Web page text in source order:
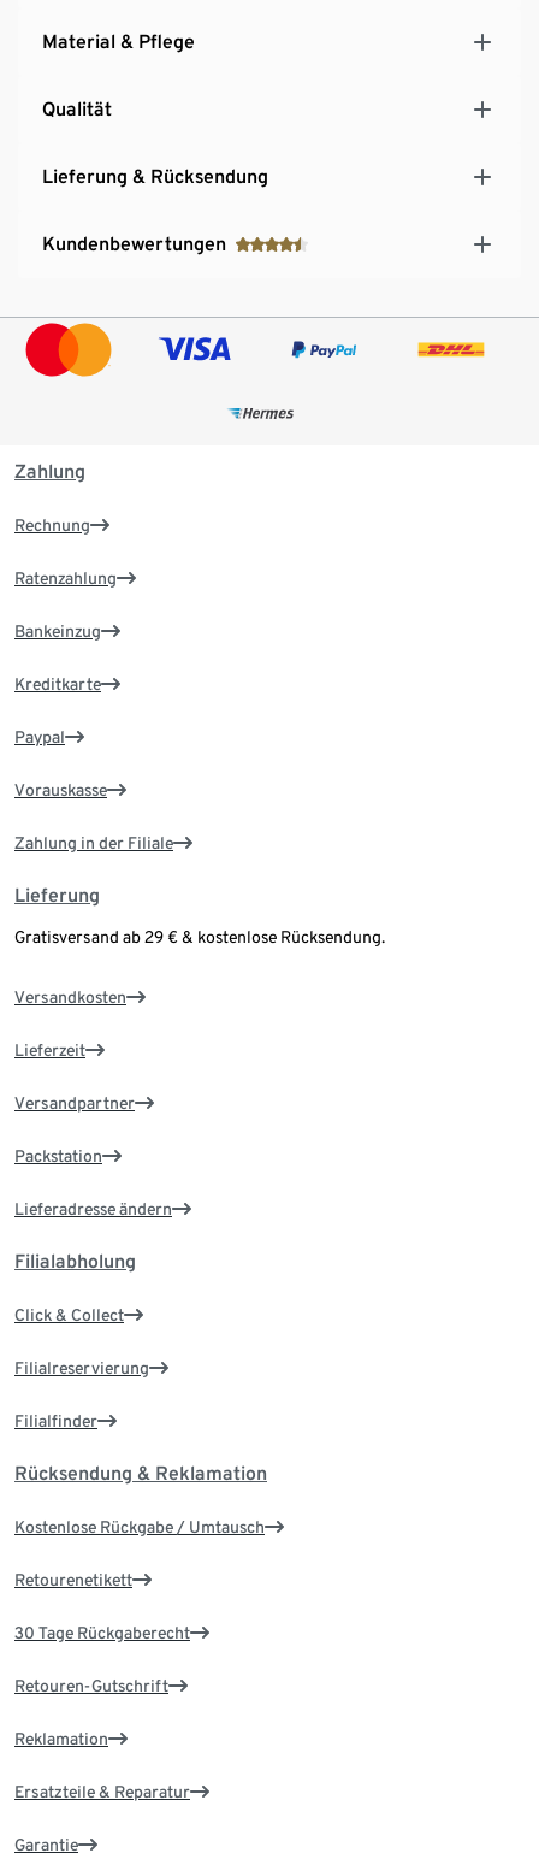
Material & Pflege
Qualität
Lieferung & Rücksendung
Kundenbewertungen
Zahlung
Rechnung
Ratenzahlung
Bankeinzug
Kreditkarte
Paypal
Vorauskasse
Zahlung in der Filiale
Lieferung
Gratisversand ab 29 € & kostenlose Rücksendung.
Versandkosten
Lieferzeit
Versandpartner
Packstation
Lieferadresse ändern
Filialabholung
Click & Collect
Filialreservierung
Filialfinder
Rücksendung & Reklamation
Kostenlose Rückgabe / Umtausch
Retourenetikett
30 Tage Rückgaberecht
Retouren-Gutschrift
Reklamation
Ersatzteile & Reparatur
Garantie